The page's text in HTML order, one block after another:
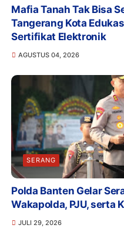
Mafia Tanah Tak Bisa
Tangerang Kota
Sertifikat Elektronik
AGUSTUS 04, 2026
SERANG
Polda Banten Gelar
Wakapolda, PJU, serta
JULI 29, 2026